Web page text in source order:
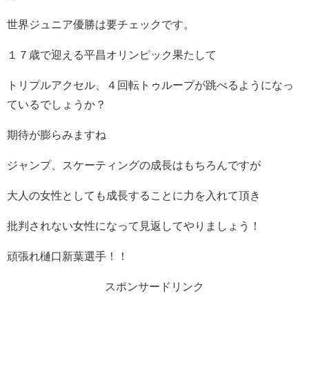
世界ジュニア優勝は要チェックです。
１７歳で迎える平昌オリンピック果たして
トリプルアクセル、４回転トゥループが跳べるようになっ
ているでしょうか？
期待が膨らみますね
ジャンプ、スケーティングの成長はもちろんですが
大人の女性としても成長することに力を入れて頂き
批判されない女性になって見返してやりましょう！
頑張れ樋口新葉選手！！
スポンサードリンク